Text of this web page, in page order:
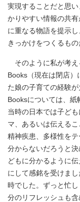
実現することだと思
かりやすい情報の共
に重なる物語を提示
きっかけをつくるもの
そのように私が考
Books（現在は閉店
た娘の子育ての経験
Booksについては、紙
当時の日本では子ど
マ、あるいは伝える
精神疾患、多様性を
分からないだろうと
どもに分かるように
にして感銘を受けま
時でした。ずっと忙
分のリフレッシュも